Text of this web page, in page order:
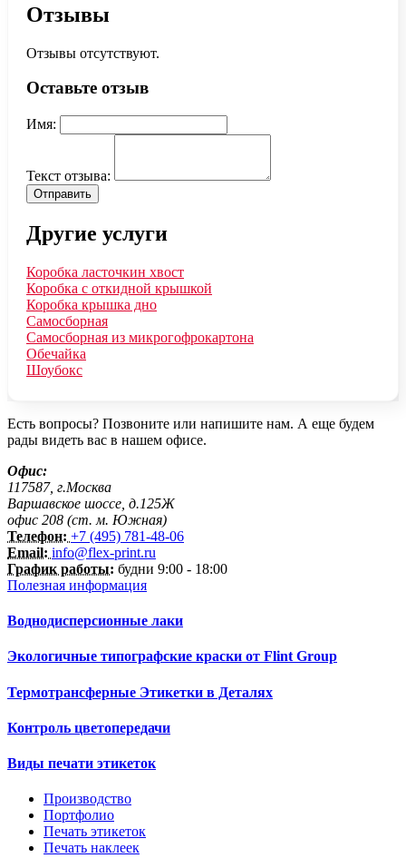
Отзывы
Отзывы отсутствуют.
Оставьте отзыв
Имя:
Текст отзыва:
Отправить
Другие услуги
Коробка ласточкин хвост
Коробка с откидной крышкой
Коробка крышка дно
Самосборная
Самосборная из микрогофрокартона
Обечайка
Шоубокс
Есть вопросы? Позвоните или напишите нам. А еще будем
рады видеть вас в нашем офисе.
Офис:
117587, г.Москва
Варшавское шоссе, д.125Ж
офис 208 (ст. м. Южная)
Телефон: +7 (495) 781-48-06
Email: info@flex-print.ru
График работы: будни 9:00 - 18:00
Полезная информация
Воднодисперсионные лаки
Экологичные типографские краски от Flint Group
Термотрансферные Этикетки в Деталях
Контроль цветопередачи
Виды печати этикеток
Производство
Портфолио
Печать этикеток
Печать наклеек